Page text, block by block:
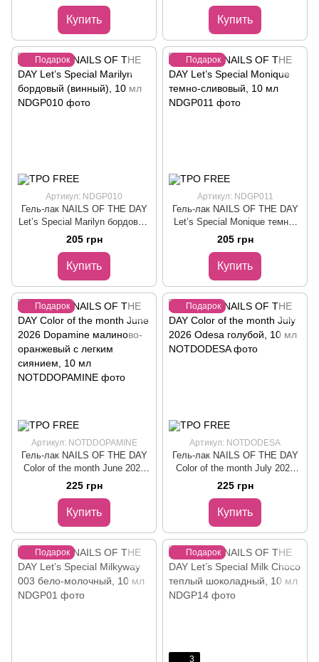
Купить Купить
Подарок
Артикул: NDGP010
Гель-лак NAILS OF THE DAY
Let’s Special Marilyn бордовый
(винный), 10 мл
205 грн
Купить
Подарок
Артикул: NDGP011
Гель-лак NAILS OF THE DAY
Let’s Special Monique темно-
сливовый, 10 мл
205 грн
Купить
Подарок
Артикул: NOTDDOPAMINE
Гель-лак NAILS OF THE DAY
Color of the month June 2026
Dopamine малиново-
оранжевый с легким сиянием,
10 мл
225 грн
Купить
Подарок
Артикул: NOTDODESA
Гель-лак NAILS OF THE DAY
Color of the month July 2026
Odesa голубой, 10 мл
225 грн
Купить
Подарок Подарок
3